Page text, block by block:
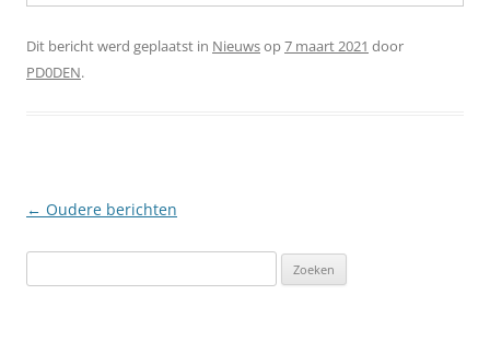
Dit bericht werd geplaatst in Nieuwsop7 maart 2021 door
PD0DEN.
Berichtnavigatie
← Oudere berichten
naar: